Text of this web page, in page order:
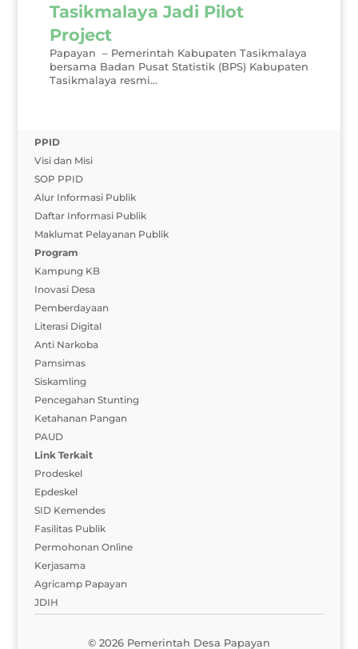
Tasikmalaya Jadi Pilot
Project
Papayan – Pemerintah Kabupaten Tasikmalaya
bersama Badan Pusat Statistik (BPS) Kabupaten
Tasikmalaya resmi...
PPID
Visi dan Misi
SOP PPID
Alur Informasi Publik
Daftar Informasi Publik
Maklumat Pelayanan Publik
Program
Kampung KB
Inovasi Desa
Pemberdayaan
Literasi Digital
Anti Narkoba
Pamsimas
Siskamling
Pencegahan Stunting
Ketahanan Pangan
PAUD
Link Terkait
Prodeskel
Epdeskel
SID Kemendes
Fasilitas Publik
Permohonan Online
Kerjasama
Agricamp Papayan
JDIH
© 2026 Pemerintah Desa Papayan